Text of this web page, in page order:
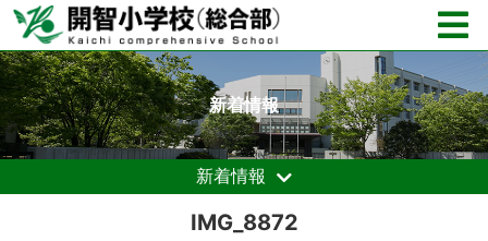
新着情報
新着情報
IMG_8872